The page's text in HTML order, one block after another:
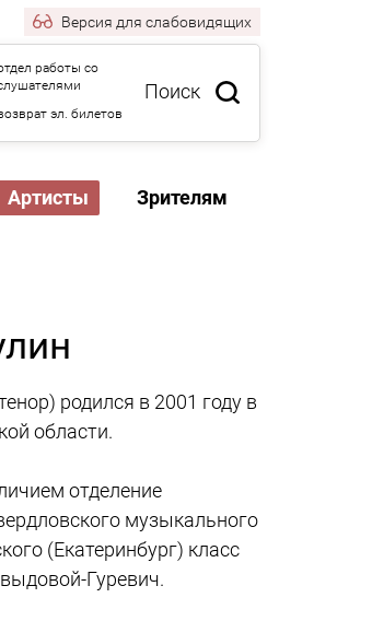
Версия для слабовидящих
Поиск
работы со
эл. билетов
Артисты Зрителям
родился в 2001 году в
области.
отделение
музыкального
(Екатеринбург) класс
Гуревич.